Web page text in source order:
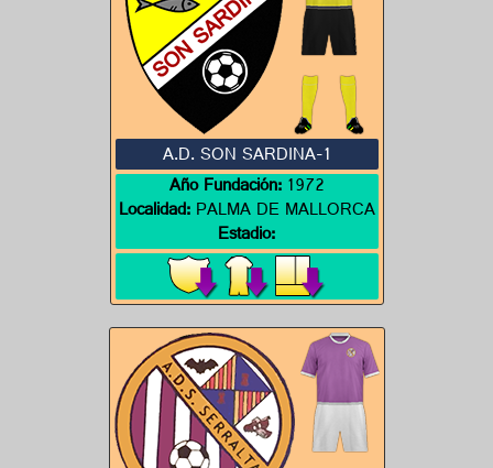
A.D. SON SARDINA-1
Año Fundación:1972
Localidad:PALMA DE MALLORCA
Estadio: